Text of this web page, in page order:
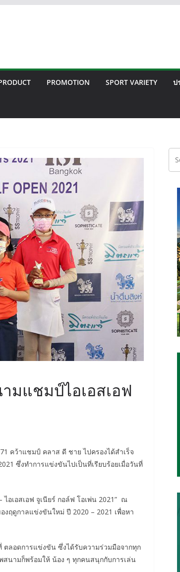
PROMOTION SPORT VARIETY ป
มแชมป์ไอเอสเอฟ
คว้าแชมป์ คลาส ดี ชาย ไปครองได้สำเร็จ
ซึ่งทำการแข่งขันไปเป็นที่เรียบร้อยเมื่อวันที่
อเอสเอฟ จูเนียร์ กอล์ฟ โอเพ่น 2021” ณ
ฤดูกาลแข่งขันใหม่ ปี 2020 – 2021 เพื่อหา
ตลอดการแข่งขัน ซึ่งได้รับความร่วมมือจากทุก
นามก็พร้อมให้ น้อง ๆ ทุกคนสนุกกับการเล่น